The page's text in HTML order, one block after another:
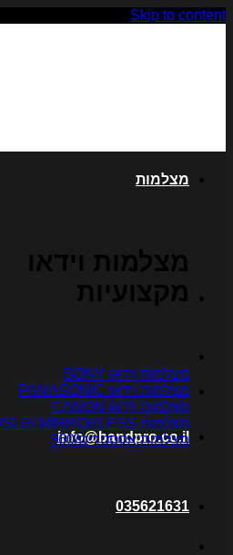
Skip to content
info@bandpro.co.il
035621631
מצלמות
מצלמות וידאו
מקצועיות
מצלמות וידאו SONY
מצלמות וידאו PANASONIC
מצלמות וידאו CANON
מצלמות DSLR/ MIRRORLESS
מצלמות אקסטרים/360